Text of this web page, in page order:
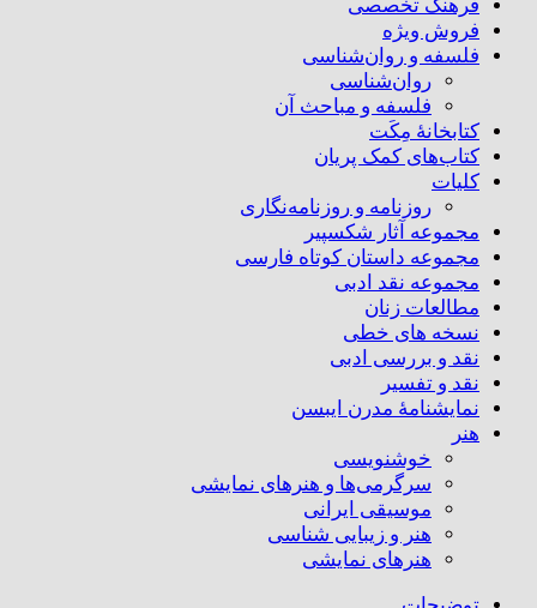
فرهنگ تخصصی
فروش ویژه
فلسفه و روان‌شناسی
روان‌شناسی
فلسفه و مباحث آن
کتابخانۀ مِکَت
کتاب‌های کمک پریان
کلیات
روزنامه و روزنامه‌نگاری
مجموعه آثار شکسپیر
مجموعه داستان کوتاه فارسی
مجموعه نقد ادبی
مطالعات زنان
نسخه های خطی
نقد و بررسی ادبی
نقد و تفسیر
نمایشنامۀ مدرن ایبسن
هنر
خوشنویسی
سرگرمی‌ها و هنرهای نمایشی
موسیقی ایرانی
هنر و زیبایی شناسی
هنر‌های نمایشی